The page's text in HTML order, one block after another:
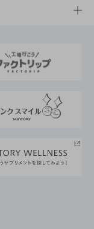
ィ経営